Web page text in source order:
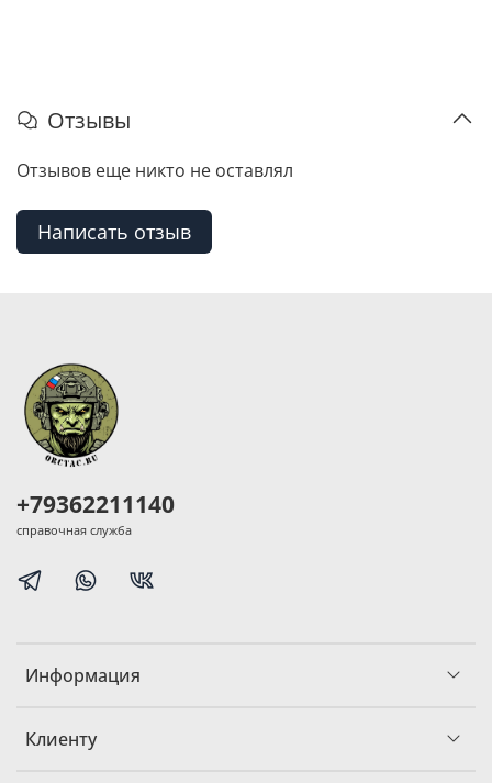
Отзывы
Отзывов еще никто не оставлял
Написать отзыв
Информация
Клиенту
+79362211140
справочная служба